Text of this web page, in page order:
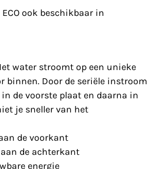
ook beschikbaar in
water stroomt op een unieke
binnen. Door de seriële instroom
de voorste plaat en daarna in
je sneller van het
de voorkant
de achterkant
energie